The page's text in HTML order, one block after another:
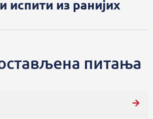
испити из ранијих
питања